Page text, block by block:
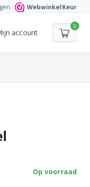
WebwinkelKeur
account
0
Op voorraad